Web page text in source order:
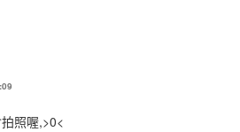
照喔,>0<